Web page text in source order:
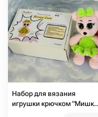
Набор для вязания
игрушки крючком "Мишка